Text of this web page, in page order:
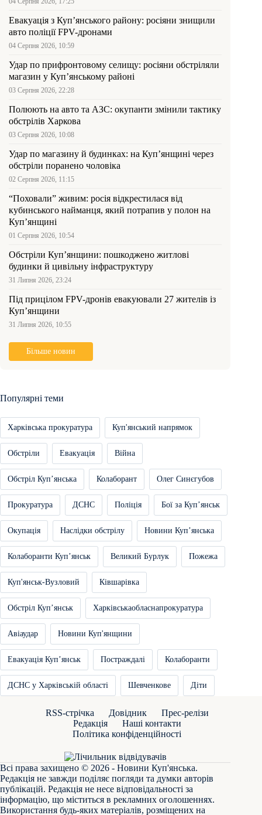
Евакуація з Куп’янського району: росіяни знищили
авто поліції FPV-дронами
04 Серпня 2026, 10:59
Удар по прифронтовому селищу: росіяни обстріляли
магазин у Куп’янському районі
03 Серпня 2026, 22:28
Полюють на авто та АЗС: окупанти змінили тактику
обстрілів Харкова
03 Серпня 2026, 10:08
Удар по магазину й будинках: на Куп’янщині через
обстріли поранено чоловіка
02 Серпня 2026, 11:15
“Поховали” живим: росія відкрестилася від
кубинського найманця, який потрапив у полон на
Куп’янщині
01 Серпня 2026, 10:54
Обстріли Куп’янщини: пошкоджено житлові
будинки й цивільну інфраструктуру
31 Липня 2026, 23:24
Під прицілом FPV-дронів евакуювали 27 жителів із
Куп’янщини
31 Липня 2026, 10:55
Більше новин
Популярні теми
Харківська прокуратура Куп'янський напрямок
Обстріли Евакуація Війна
Обстріл Купʼянська Колаборант Олег Синєгубов
Прокуратура ДСНС Поліція Бої за Купʼянськ
Окупація Наслідки обстрілу Новини Купʼянська
Колаборанти Купʼянськ Великий Бурлук Пожежа
Куп'янськ-Вузловий Ківшарівка
Обстріл Купʼянськ Харківськаобласнапрокуратура
Авіаудар Новини Куп'янщини
Евакуація Купʼянськ Постраждалі Колаборанти
ДСНС у Харківській області Шевченкове Діти
RSS-стрічка Довідник
Прес-релізи
Редакція
Наші контакти
Політика конфіденційності
Всі права захищено © 2026 - Новини Куп'янська.
Редакція не завжди поділяє погляди та думки авторів
публікацій. Редакція не несе відповідальності за
інформацію, що міститься в рекламних оголошеннях.
Використання будь-яких матеріалів, розміщених на